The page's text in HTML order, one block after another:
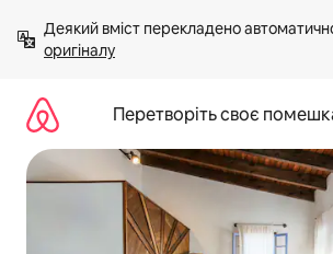
вмісту
Деякий вміст перекладено
оригіналу
Перетворіть своє